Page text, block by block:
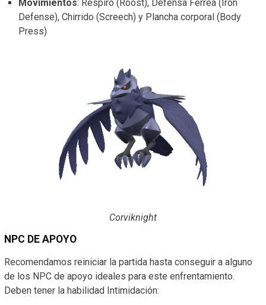
Movimientos: Respiro (Roost), Defensa Férrea (Iron
Defense), Chirrido (Screech) y Plancha corporal (Body
Press)
Corviknight
NPC DE APOYO
Recomendamos reiniciar la partida hasta conseguir a alguno
de los NPC de apoyo ideales para este enfrentamiento.
Deben tener la habilidad Intimidación: